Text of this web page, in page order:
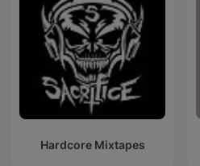
Hardcore Mixtapes